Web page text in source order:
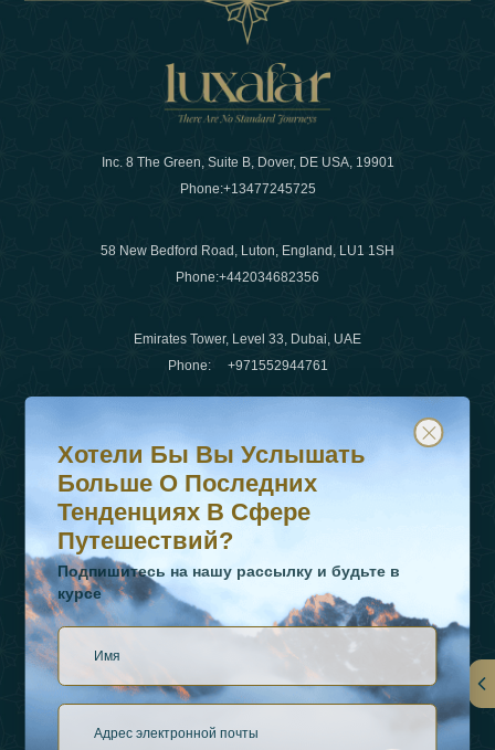
Inc. 8 The Green, Suite B, Dover, DE USA, 19901
Phone:+13477245725
58 New Bedford Road, Luton, England, LU1 1SH
Phone:+442034682356
Emirates Tower, Level 33, Dubai, UAE
Phone: +971552944761
WhatsApp Нет :+442034682356
+971552944761
Хотели бы вы услышать больше о последних
Подпишитесь на нашу рассылку и будьте в курсе
Хотели Бы Вы Услышать
Больше О Последних
Тенденциях В Сфере
Путешествий?
Подпишитесь на нашу рассылку и будьте в
курсе